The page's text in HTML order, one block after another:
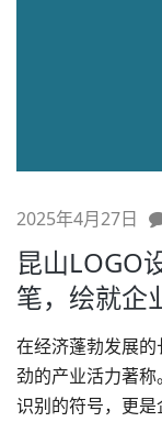
2025年4月27日
昆山LOGO
笔，绘就企
在经济蓬勃发展
劲的产业活力著
识别的符号，更